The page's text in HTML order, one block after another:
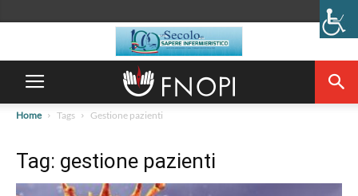
Home Tags Gestione pazienti
Tag: gestione pazienti